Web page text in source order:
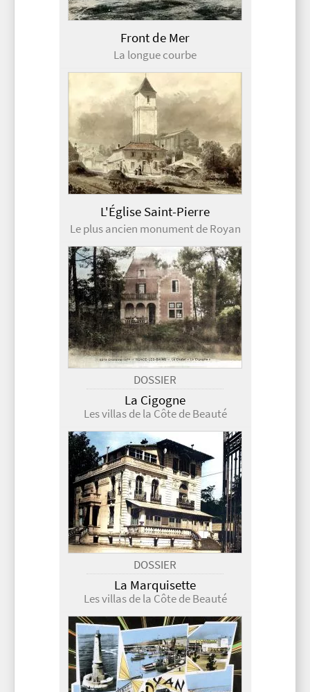
Front de Mer
La longue courbe
L'Église Saint-Pierre
Le plus ancien monument de Royan
DOSSIER
La Cigogne
Les villas de la Côte de Beauté
DOSSIER
La Marquisette
Les villas de la Côte de Beauté